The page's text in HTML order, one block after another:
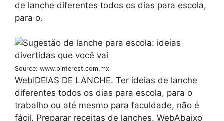
de lanche diferentes todos os dias para escola,
para o.
Source: www.pinterest.com.mx
WebIDEIAS DE LANCHE. Ter ideias de lanche
diferentes todos os dias para escola, para o
trabalho ou até mesmo para faculdade, não é
fácil. Preparar receitas de lanches. WebAbaixo